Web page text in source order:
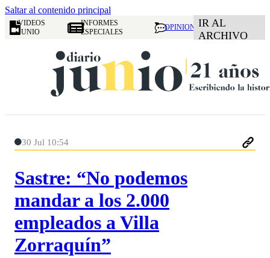
Saltar al contenido principal
VIDEOS
JUNIO
INFORMES
ESPECIALES
OPINION IR AL
ARCHIVO
30 Jul 10:54
Sastre: “No podemos
mandar a los 2.000
empleados a Villa
Zorraquín”